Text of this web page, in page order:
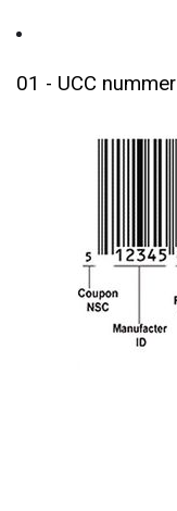
01 - UCC nummer